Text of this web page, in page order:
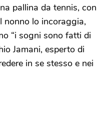
pallina da tennis, con
nonno lo incoraggia,
“i sogni sono fatti di
Jamani, esperto di
in se stesso e nei